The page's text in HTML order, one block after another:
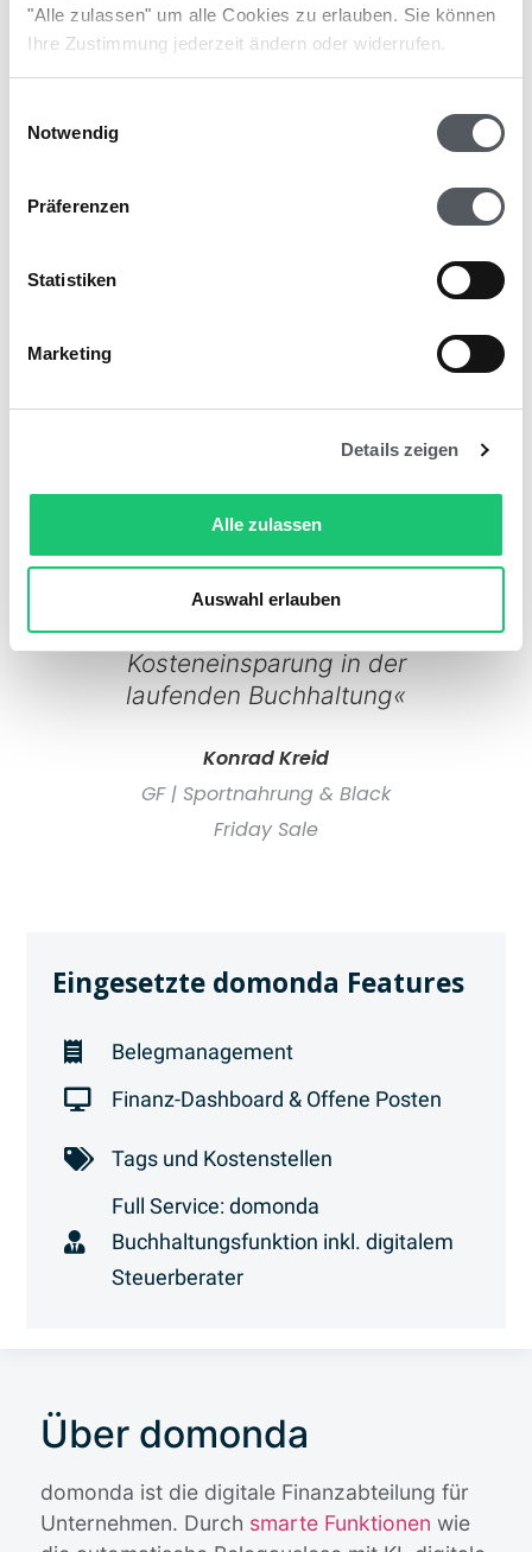
"Alle zulassen" um alle Cookies zu erlauben. Sie können
Ihre Zustimmung jederzeit ändern oder widerrufen.
Notwendig
Präferenzen
Statistiken
Marketing
Details zeigen
Alle zulassen
Auswahl erlauben
Kosten um ein vielfaches reduziert .
gesucht. Die klassischen
Online-Buchhaltungen
Anforderungen nicht
abdecken. Durch
domonda haben wir
endlich tagesaktuelle
Zahlen und ca. 60%
Kosteneinsparung in der
laufenden Buchhaltung«
Konrad Kreid
GF | Sportnahrung & Black
Friday Sale
Eingesetzte domonda Features
Belegmanagement
Finanz-Dashboard & Offene Posten
Tags und Kostenstellen
Full Service: domonda
Buchhaltungsfunktion inkl. digitalem
Steuerberater
Über domonda
domonda ist die digitale Finanzabteilung für
Unternehmen. Durch smarte Funktionen wie